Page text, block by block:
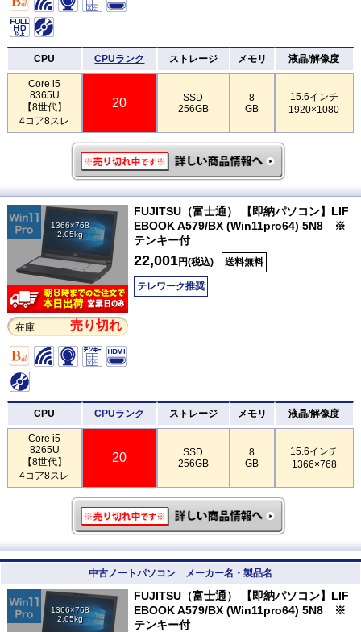
CPU CPUランク ストレージ メモリ 液晶/解像度
Core i5
8365U
【8世代】
4コア8スレ
20
SSD
256GB
8
GB
15.6インチ
1920×1080
1366×768
2.05kg
在庫 売り切れ
FUJITSU（富士通） 【即納パソコン】LIF
EBOOK A579/BX (Win11pro64) 5N8 ※
テンキー付
22,001円(税込) 送料無料
テレワーク推奨
CPU CPUランク ストレージ メモリ 液晶/解像度
Core i5
8265U
【8世代】
4コア8スレ
20
SSD
256GB
8
GB
15.6インチ
1366×768
中古ノートパソコン メーカー名・製品名
1366×768
2.05kg
FUJITSU（富士通） 【即納パソコン】LIF
EBOOK A579/BX (Win11pro64) 5N8 ※
テンキー付